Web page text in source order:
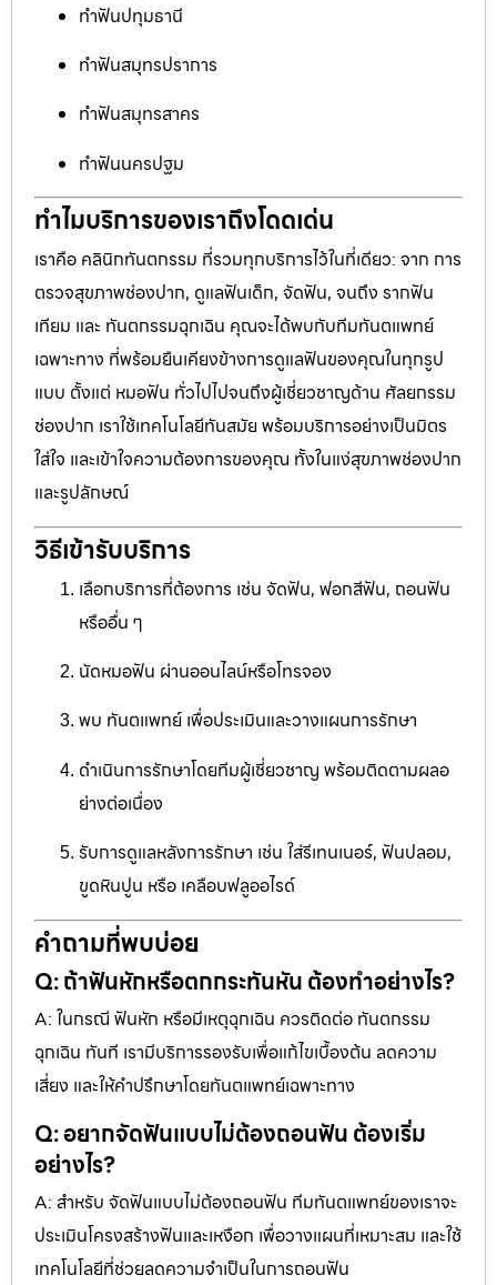
ทำฟันปทุมธานี
ทำฟันสมุทรปราการ
ทำฟันสมุทรสาคร
ทำฟันนครปฐม
ทำไมบริการของเราถึงโดดเด่น
เราคือ คลินิกทันตกรรม ที่รวมทุกบริการไว้ในที่เดียว: จาก การ
ตรวจสุขภาพช่องปาก, ดูแลฟันเด็ก, จัดฟัน, จนถึง รากฟัน
เทียม และ ทันตกรรมฉุกเฉิน คุณจะได้พบกับทีมทันตแพทย์
เฉพาะทาง ที่พร้อมยืนเคียงข้างการดูแลฟันของคุณในทุกรูป
แบบ ตั้งแต่ หมอฟัน ทั่วไปไปจนถึงผู้เชี่ยวชาญด้าน ศัลยกรรม
ช่องปาก เราใช้เทคโนโลยีทันสมัย พร้อมบริการอย่างเป็นมิตร
ใส่ใจ และเข้าใจความต้องการของคุณ ทั้งในแง่สุขภาพช่องปาก
และรูปลักษณ์
วิธีเข้ารับบริการ
เลือกบริการที่ต้องการ เช่น จัดฟัน, ฟอกสีฟัน, ถอนฟัน
หรืออื่น ๆ
นัดหมอฟัน ผ่านออนไลน์หรือโทรจอง
พบ ทันตแพทย์ เพื่อประเมินและวางแผนการรักษา
ดำเนินการรักษาโดยทีมผู้เชี่ยวชาญ พร้อมติดตามผลอ
ย่างต่อเนื่อง
รับการดูแลหลังการรักษา เช่น ใส่รีเทนเนอร์, ฟันปลอม,
ขูดหินปูน หรือ เคลือบฟลูออไรด์
คำถามที่พบบ่อย
Q: ถ้าฟันหักหรือตกกระทันหัน ต้องทำอย่างไร?
A: ในกรณี ฟันหัก หรือมีเหตุฉุกเฉิน ควรติดต่อ ทันตกรรม
ฉุกเฉิน ทันที เรามีบริการรองรับเพื่อแก้ไขเบื้องต้น ลดความ
เสี่ยง และให้คำปรึกษาโดยทันตแพทย์เฉพาะทาง
Q: อยากจัดฟันแบบไม่ต้องถอนฟัน ต้องเริ่ม
อย่างไร?
A: สำหรับ จัดฟันแบบไม่ต้องถอนฟัน ทีมทันตแพทย์ของเราจะ
ประเมินโครงสร้างฟันและเหงือก เพื่อวางแผนที่เหมาะสม และใช้
เทคโนโลยีที่ช่วยลดความจำเป็นในการถอนฟัน